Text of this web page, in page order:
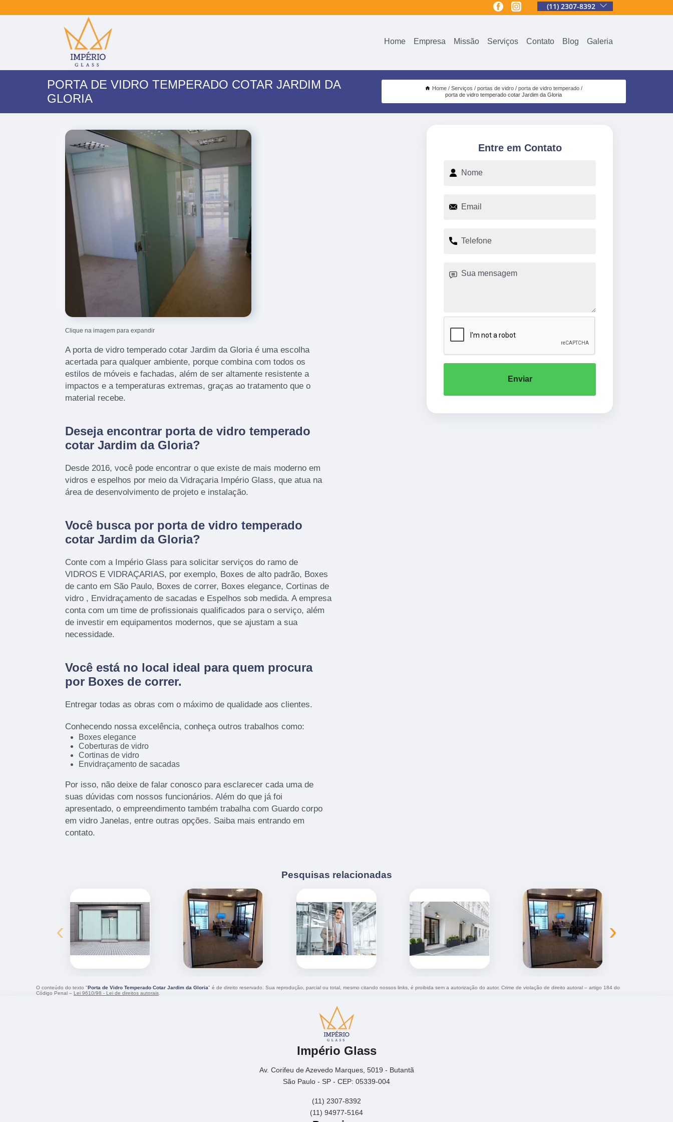
(11) 2307-8392
Home Empresa Missão Serviços Contato Blog Galeria
PORTA DE VIDRO TEMPERADO COTAR JARDIM DA
GLORIA
Home Serviços portas de vidro
porta de vidro temperado
porta de vidro temperado cotar Jardim da Gloria
Clique na imagem para expandir
A porta de vidro temperado cotar Jardim da Gloria é uma escolha
acertada para qualquer ambiente, porque combina com todos os
estilos de móveis e fachadas, além de ser altamente resistente a
impactos e a temperaturas extremas, graças ao tratamento que o
material recebe.
Deseja encontrar porta de vidro temperado
cotar Jardim da Gloria?
Desde 2016, você pode encontrar o que existe de mais moderno em
vidros e espelhos por meio da Vidraçaria Império Glass, que atua na
área de desenvolvimento de projeto e instalação.
Você busca por porta de vidro temperado
cotar Jardim da Gloria?
Conte com a Império Glass para solicitar serviços do ramo de
VIDROS E VIDRAÇARIAS, por exemplo, Boxes de alto padrão, Boxes
de canto em São Paulo, Boxes de correr, Boxes elegance, Cortinas de
vidro , Envidraçamento de sacadas e Espelhos sob medida. A empresa
conta com um time de profissionais qualificados para o serviço, além
de investir em equipamentos modernos, que se ajustam a sua
necessidade.
Você está no local ideal para quem procura
por Boxes de correr.
Entregar todas as obras com o máximo de qualidade aos clientes.
Conhecendo nossa excelência, conheça outros trabalhos como:
Boxes elegance
Coberturas de vidro
Cortinas de vidro
Envidraçamento de sacadas
Por isso, não deixe de falar conosco para esclarecer cada uma de
suas dúvidas com nossos funcionários. Além do que já foi
apresentado, o empreendimento também trabalha com Guardo corpo
em vidro Janelas, entre outras opções. Saiba mais entrando em
contato.
Entre em Contato
Enviar
Pesquisas relacionadas
‹ ›
O conteúdo do texto "Porta de Vidro Temperado Cotar Jardim da Gloria" é de direito reservado. Sua reprodução, parcial ou total, mesmo citando nossos links, é proibida sem a autorização do autor. Crime de violação de direito autoral – artigo 184 do
Código Penal – Lei 9610/98 - Lei de direitos autorais
Império Glass
Av. Corifeu de Azevedo Marques, 5019 - Butantã
São Paulo - SP - CEP: 05339-004
(11) 2307-8392
(11) 94977-5164